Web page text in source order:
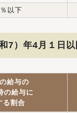
以下
7）年4月１日
給与の
の給与に
る割合